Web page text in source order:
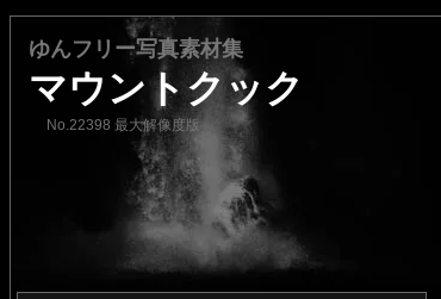
ゆんフリー写真素材集
マウントクック
No.22398 最大解像度版